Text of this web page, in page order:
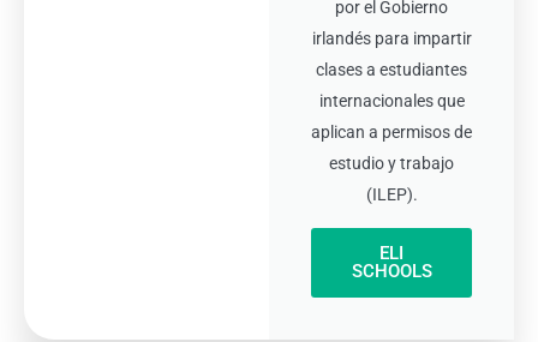
por el Gobierno
irlandés para impartir
clases a estudiantes
internacionales que
aplican a permisos de
estudio y trabajo
(ILEP).
ELI
SCHOOLS